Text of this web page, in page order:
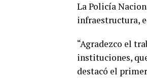
La Policía
infraestructura,
“Agradezco el
instituciones,
destacó el